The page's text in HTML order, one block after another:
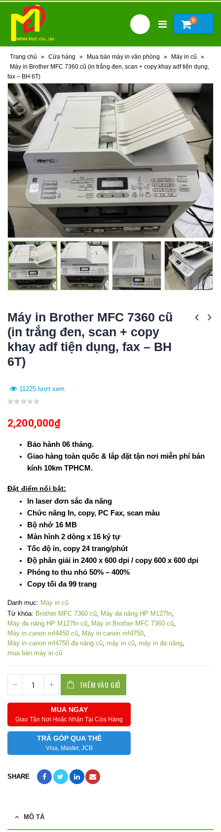
0
Trang chủ » Cửa hàng » Mua bán máy in văn phòng » Máy in cũ
»
Máy in Brother MFC 7360 cũ (in trắng đen, scan + copy khay adf tiện dụng,
fax – BH 6T)
Máy in Brother MFC 7360 cũ
(in trắng đen, scan + copy
khay adf tiện dụng, fax – BH
6T)
11225 lượt xem
of
2,200,000₫
Bảo hành 06 tháng.
Giao hàng toàn quốc & lắp đặt tận nơi miễn phí bán
kính 10km TPHCM.
Đặt điểm nổi bật:
In laser đơn sắc đa năng
Chức năng In, copy, PC Fax, scan màu
Bộ nhớ 16 MB
Màn hình 2 dòng x 16 ký tự
Tốc độ in, copy 24 trang/phút
Độ phân giải in 2400 x 600 dpi / copy 600 x 600 dpi
Phóng to thu nhỏ 50% – 400%
Copy tối đa 99 trang
Danh mục: Máy in cũ
Từ khóa: Brother MFC 7360 cũ Máy đa năng HP M127fn
Máy đa năng HP M127fn cũ Máy in Brother MFC 7360 cũ
Máy in canon mf4450 cũ Máy in canon mf4750
Máy in canon mf4750 đa năng cũ máy in cũ máy in đa năng
mua bán máy in cũ
THÊM VÀO GIỎ
MUA NGAY
Giao Tận Nơi Hoặc Nhận Tại Cửa Hàng
TRẢ GÓP QUA THẺ
Visa, Master, JCB
SHARE
MÔ TẢ